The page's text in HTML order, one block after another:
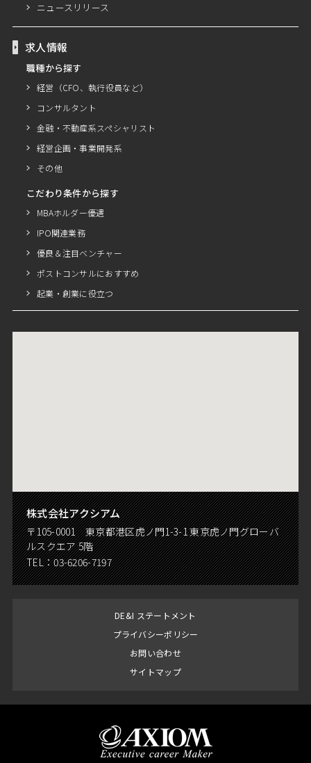
ニュースリリース
求人情報
職種から探す
経営（CFO、執行役員など）
コンサルタント
金融・不動産系スペシャリスト
経営企画・事業開発系
その他
こだわり条件から探す
MBAホルダー優遇
IPO関連業務
優良＆注目ベンチャー
ポストコンサルにおすすめ
起業・創業に役立つ
株式会社アクシアム
〒105-0001 東京都港区虎ノ門1-3-1 東京虎ノ門グローバ
ルスクエア 5階
TEL：03-6206-7197
DE&I ステートメント
プライバシーポリシー
お問い合わせ
サイトマップ